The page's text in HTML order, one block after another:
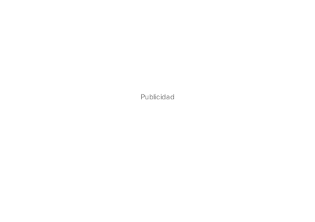
Publicidad